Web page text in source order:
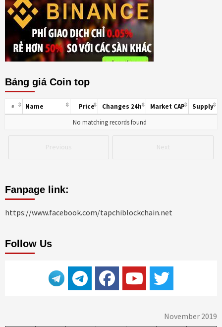
Bảng giá Coin top
Previous Next
# Name Price Changes 24h Market CAP
Supply
No matching records found
Fanpage link:
https://www.facebook.com/tapchiblockchain.net
Follow Us
November 2019